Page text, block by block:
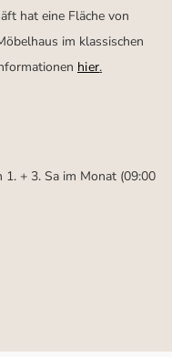
hat eine Fläche von
im klassischen
hier.
1. + 3. Sa im Monat (09:00